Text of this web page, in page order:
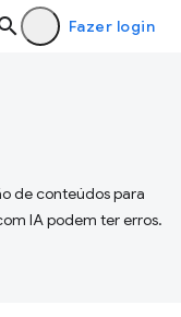
Fazer login
de conteúdos para
IA podem ter erros.